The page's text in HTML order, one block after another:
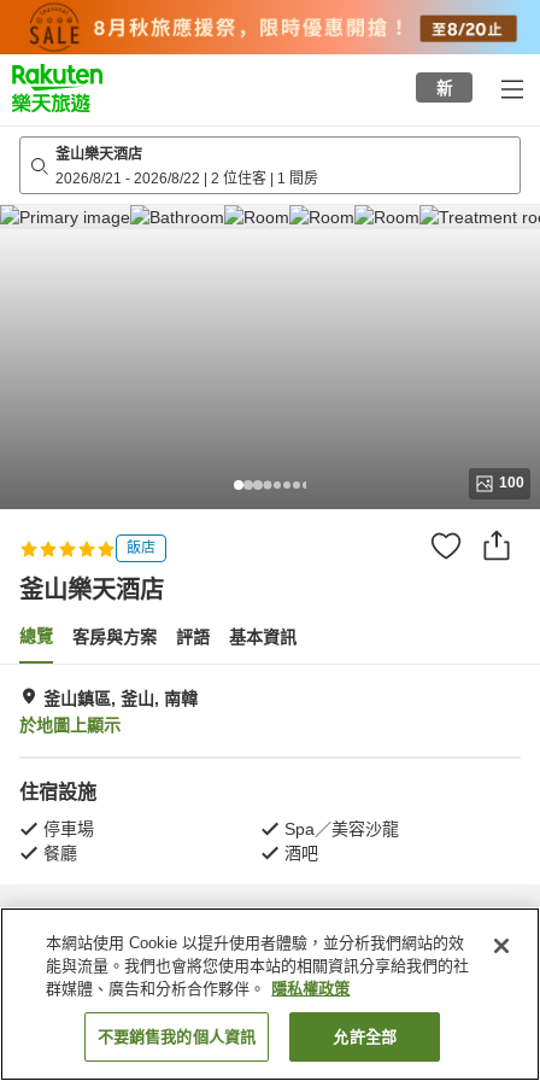
top
page
新
釜山樂天酒店
2026/8/21 - 2026/8/22 | 2 位住客 | 1 間房
100
飯店
釜山樂天酒店
總覽 客房與方案 評語 基本資訊
釜山鎮區, 釜山, 南韓
於地圖上顯示
住宿設施
停車場
Spa／美容沙龍
餐廳
酒吧
首頁 南韓 釜山 釜山鎮區 Busanjin-gu 釜山樂天酒店
找客房
本網站使用 Cookie 以提升使用者體驗，並分析我們網站的效
能與流量。我們也會將您使用本站的相關資訊分享給我們的社
群媒體、廣告和分析合作夥伴。
隱私權政策
不要銷售我的個人資訊 允許全部